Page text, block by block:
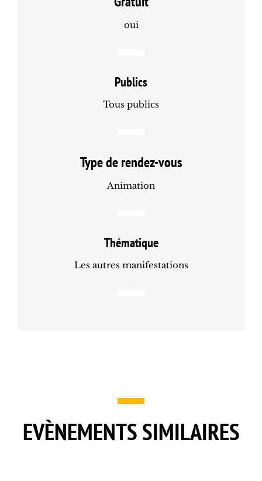
oui
Publics
Tous publics
Type de rendez-vous
Animation
Thématique
Les autres manifestations
EVÈNEMENTS SIMILAIRES